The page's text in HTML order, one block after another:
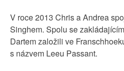
V roce 2013 Chris a Andrea
Singhem. Spolu se
Dartem založili ve
s názvem Leeu Passant.